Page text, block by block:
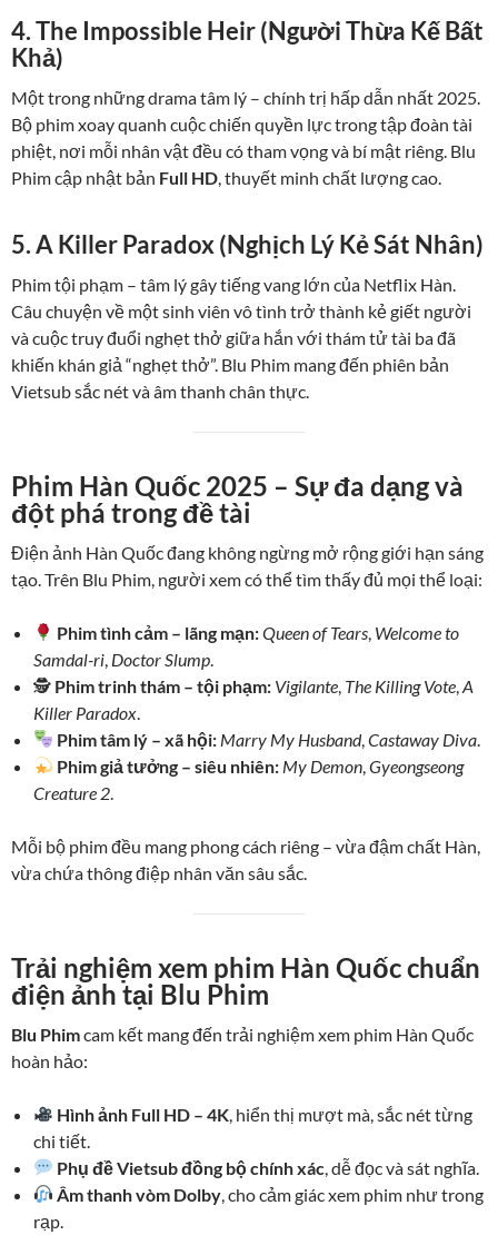
4. The Impossible Heir (Người Thừa Kế Bất
Khả)
Một trong những drama tâm lý – chính trị hấp dẫn nhất 2025.
Bộ phim xoay quanh cuộc chiến quyền lực trong tập đoàn tài
phiệt, nơi mỗi nhân vật đều có tham vọng và bí mật riêng. Blu
Phim cập nhật bản Full HD , thuyết minh chất lượng cao.
5. A Killer Paradox (Nghịch Lý Kẻ Sát Nhân)
Phim tội phạm – tâm lý gây tiếng vang lớn của Netflix Hàn.
Câu chuyện về một sinh viên vô tình trở thành kẻ giết người
và cuộc truy đuổi nghẹt thở giữa hắn với thám tử tài ba đã
khiến khán giả “nghẹt thở”. Blu Phim mang đến phiên bản
Vietsub sắc nét và âm thanh chân thực.
Phim Hàn Quốc 2025 – Sự đa dạng và
đột phá trong đề tài
Điện ảnh Hàn Quốc đang không ngừng mở rộng giới hạn sáng
tạo. Trên Blu Phim, người xem có thể tìm thấy đủ mọi thể loại:
Phim tình cảm – lãng mạn:Queen of Tears Welcome to
Samdal-ri Doctor Slump
🕵️ Phim trinh thám – tội phạm: Vigilante The Killing Vote A
Killer Paradox
Phim tâm lý – xã hội: Marry My Husband,Castaway Diva
Phim giả tưởng – siêu nhiên: My Demon ,Gyeongseong
Creature 2
Mỗi bộ phim đều mang phong cách riêng – vừa đậm chất Hàn,
vừa chứa thông điệp nhân văn sâu sắc.
Trải nghiệm xem phim Hàn Quốc chuẩn
điện ảnh tại Blu Phim
Blu Phimcam kết mang đến trải nghiệm xem phim Hàn Quốc
hoàn hảo:
Hình ảnh Full HD – 4K , hiển thị mượt mà, sắc nét từng
chi tiết.
Phụ đề Vietsub đồng bộ chính xác , dễ đọc và sát nghĩa.
Âm thanh vòm Dolby , cho cảm giác xem phim như trong
rạp.